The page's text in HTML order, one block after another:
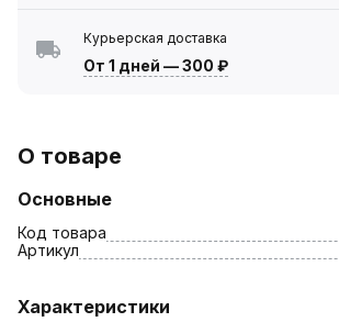
Курьерская доставка
От 1 дней —300 ₽
О товаре
Основные
Код товара
Артикул
Характеристики